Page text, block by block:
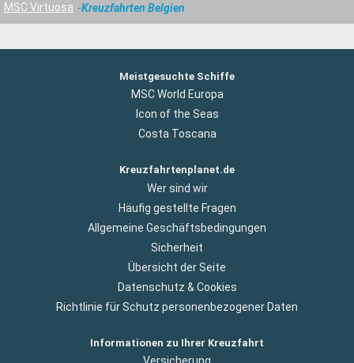
MSC Virtuosa
Kreuzfahrten Belgien
Meistgesuchte Schiffe
MSC World Europa
Icon of the Seas
Costa Toscana
Kreuzfahrtenplanet.de
Wer sind wir
Häufig gestellte Fragen
Allgemeine Geschäftsbedingungen
Sicherheit
Übersicht der Seite
Datenschutz & Cookies
Richtlinie für Schutz personenbezogener Daten
Informationen zu Ihrer Kreuzfahrt